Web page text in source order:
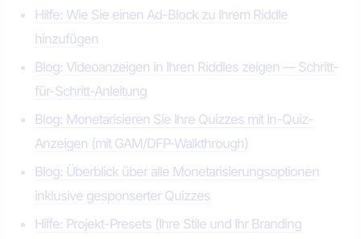
Hilfe: Wie Sie einen Ad-Block zu Ihrem Riddle
hinzufügen
Blog: Videoanzeigen in Ihren Riddles zeigen — Schritt-
für-Schritt-Anleitung
Blog: Monetarisieren Sie Ihre Quizzes mit In-Quiz-
Anzeigen (mit GAM/DFP-Walkthrough)
Blog: Überblick über alle Monetarisierungsoptionen
inklusive gesponserter Quizzes
Hilfe: Projekt-Presets (Ihre Stile und Ihr Branding